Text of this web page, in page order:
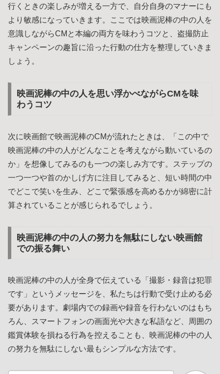
行くときの楽しみが増える一方で、自分自身のマナーにも
より敏感になっていきます。ここでは映画泥棒の中の人を
意識しながらCMと本編の両方を味わうコツと、盗撮防止
キャンペーンの趣旨に沿った行動の仕方を整理していきま
しょう。
映画泥棒の中の人を思い浮かべながらCMを味
わうコツ
次に映画館で映画泥棒のCMが流れたときは、「この中で
映画泥棒の中の人がどんなことを考えながら動いているの
か」を想像してみるのも一つの楽しみ方です。ステップの
一つ一つや首のかしげ方に注目してみると、短い時間の中
でどこで笑いを生み、どこで緊張感を高めるかが綿密に計
算されていることが感じられるでしょう。
映画泥棒の中の人の努力を無駄にしない映画館
での振る舞い
映画泥棒の中の人が全身で伝えている「撮影・録音は犯罪
です」というメッセージを、私たちは行動で受け止める必
要があります。劇場内での録画や録音を行わないのはもち
ろん、スマートフォンの画面光や大きな私語など、周囲の
鑑賞体験を損ねる行為を控えることも、映画泥棒の中の人
の努力を無駄にしない最もシンプルな方法です。